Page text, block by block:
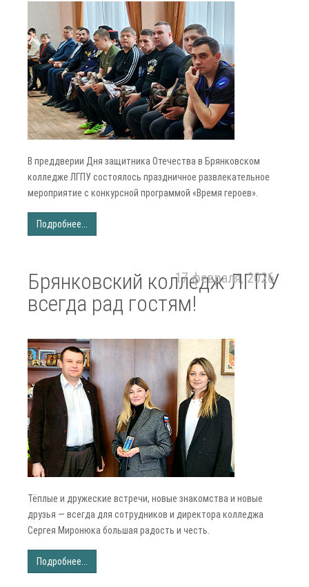
В преддверии Дня защитника Отечества в Брянковском
колледже ЛГПУ состоялось праздничное развлекательное
мероприятие с конкурсной программой «Время героев».
Подробнее...
Брянковский колледж ЛГПУ
всегда рад гостям!
17 февраля, 2026
Тёплые и дружеские встречи, новые знакомства и новые
друзья — всегда для сотрудников и директора колледжа
Сергея Миронюка большая радость и честь.
Подробнее...